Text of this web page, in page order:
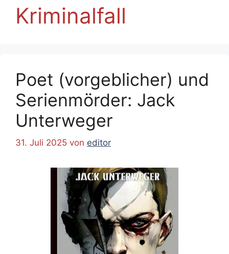
Kriminalfall
Poet (vorgeblicher) und
Serienmörder: Jack
Unterweger
31. Juli 2025 von editor